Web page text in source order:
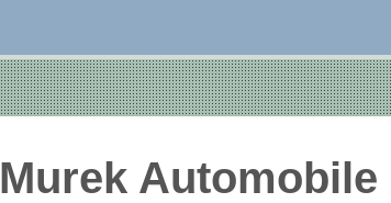
Murek Automobile